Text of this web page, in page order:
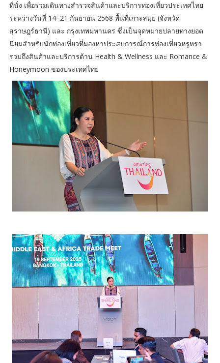
ที่นั่ง เพื่อร่วมเดินทางสำรวจสินค้าและบริการท่องเที่ยวประเทศไทย
ระหว่างวันที่ 14–21 กันยายน 2568 พื้นที่เกาะสมุย (จังหวัด
สุราษฎร์ธานี) และ กรุงเทพมหานคร ซึ่งเป็นจุดหมายปลายทางยอด
นิยมสำหรับนักท่องเที่ยวที่มองหาประสบการณ์การท่องเที่ยวหรูหรา
รวมถึงสินค้าและบริการด้าน Health & Wellness และ Romance &
Honeymoon ของประเทศไทย